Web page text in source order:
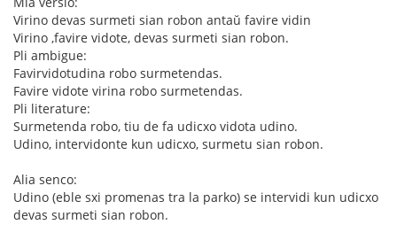
Virino devas surmeti sian robon antaŭ favire vidin
Virino ,favire vidote, devas surmeti sian robon.
Pli ambigue:
Favirvidotudina robo surmetendas.
Favire vidote virina robo surmetendas.
Pli literature:
Surmetenda robo, tiu de fa udicxo vidota udino.
Udino, intervidonte kun udicxo, surmetu sian robon.
Alia senco:
Udino (eble sxi promenas tra la parko) se intervidi kun udicxo
devas surmeti sian robon.